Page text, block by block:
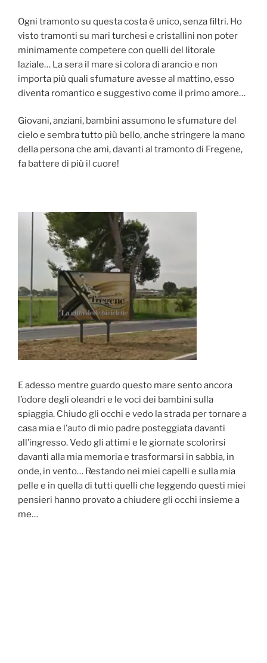
Ogni tramonto su questa costa è unico, senza filtri. Ho
visto tramonti su mari turchesi e cristallini non poter
minimamente competere con quelli del litorale
laziale… La sera il mare si colora di arancio e non
importa più quali sfumature avesse al mattino, esso
diventa romantico e suggestivo come il primo amore…
Giovani, anziani, bambini assumono le sfumature del
cielo e sembra tutto più bello, anche stringere la mano
della persona che ami, davanti al tramonto di Fregene,
fa battere di più il cuore!
E adesso mentre guardo questo mare sento ancora
l’odore degli oleandri e le voci dei bambini sulla
spiaggia. Chiudo gli occhi e vedo la strada per tornare a
casa mia e l’auto di mio padre posteggiata davanti
all’ingresso. Vedo gli attimi e le giornate scolorirsi
davanti alla mia memoria e trasformarsi in sabbia, in
onde, in vento… Restando nei miei capelli e sulla mia
pelle e in quella di tutti quelli che leggendo questi miei
pensieri hanno provato a chiudere gli occhi insieme a
me…